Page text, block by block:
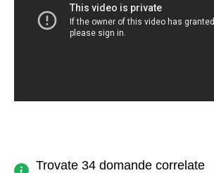
Trovate 34 domande correlate